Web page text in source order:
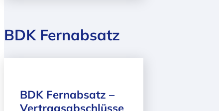
BDK Fernabsatz
BDK Fernabsatz –
Vertragsabschlüsse